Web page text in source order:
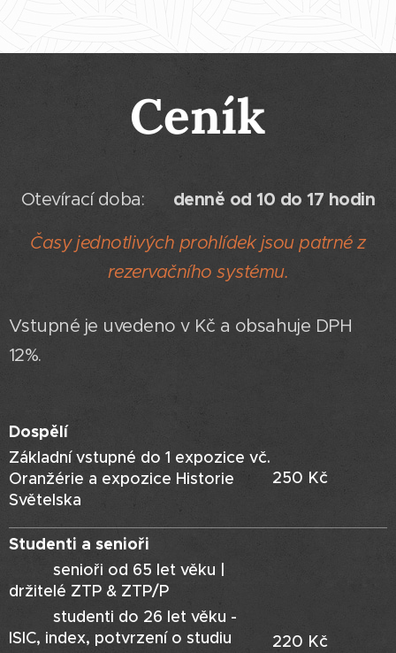
Ceník
Otevírací doba: denně od 10 do 17 hodin
Časy jednotlivých prohlídek jsou patrné z
rezervačního systému.
Vstupné je uvedeno v Kč a obsahuje DPH
12%.
Dospělí
Základní vstupné do 1 expozice vč.
Oranžérie a expozice Historie
Světelska
250 Kč
Studenti a senioři
senioři od 65 let věku |
držitelé ZTP & ZTP/P
studenti do 26 let věku -
ISIC, index, potvrzení o studiu
220 Kč